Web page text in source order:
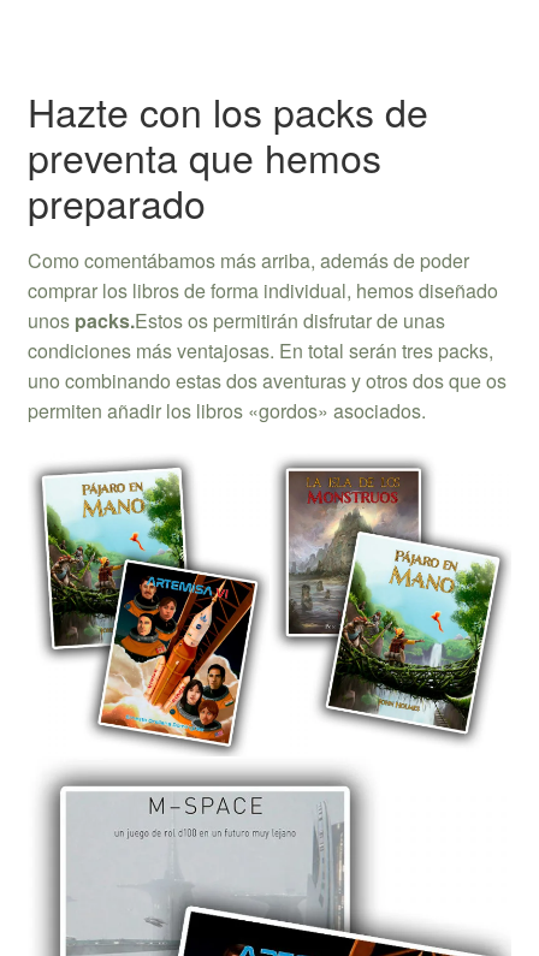
Hazte con los packs de
preventa que hemos
preparado
Como comentábamos más arriba, además de poder
comprar los libros de forma individual, hemos diseñado
unos packs.Estos os permitirán disfrutar de unas
condiciones más ventajosas. En total serán tres packs,
uno combinando estas dos aventuras y otros dos que os
permiten añadir los libros «gordos» asociados.